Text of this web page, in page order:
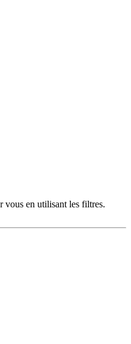
vous en utilisant les filtres.